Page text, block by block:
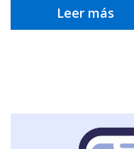
Leer más